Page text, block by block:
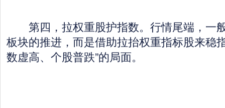
第四，拉权重股护指数。行情尾端，一
板块的推进，而是借助拉抬权重指标股来稳
数虚高、个股普跌”的局面。